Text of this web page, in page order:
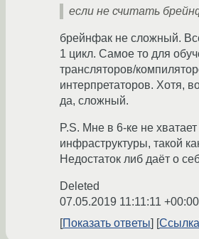
если не считать
брейнфак не сложный.
1 цикл. Самое то для
трансляторов/
интерпретаторов. Хотя,
да, сложный.
P.S. Мне в 6-ке не хватает
инфраструктуры, такой
Недостаток либ даёт о
Deleted
07.05.2019 11:11:11 +00:00
Показать ответы
Ссылка